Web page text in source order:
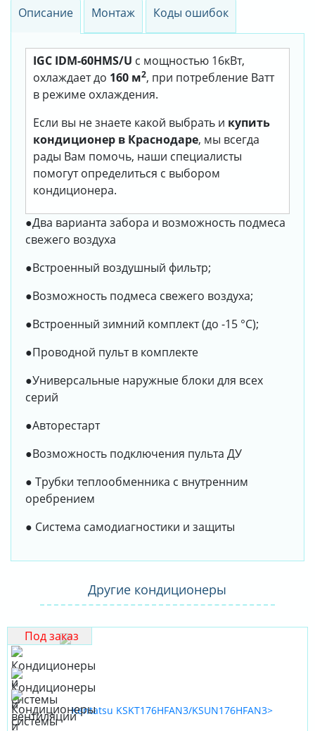
Описание Монтаж Коды ошибок
IGC IDM-60HMS/U с мощностью 16кВт,
охлаждает до 160 м2, при потребление Ватт
в режиме охлаждения.
Если вы не знаете какой выбрать и купить
кондиционер в Краснодаре, мы всегда
рады Вам помочь, наши специалисты
помогут определиться с выбором
кондиционера.
●Два варианта забора и возможность подмеса
свежего воздуха
●Встроенный воздушный фильтр;
●Возможность подмеса свежего воздуха;
●Встроенный зимний комплект (до -15 °С);
●Проводной пульт в комплекте
●Универсальные наружные блоки для всех
серий
●Авторестарт
●Возможность подключения пульта ДУ
● Трубки теплообменника с внутренним
оребрением
● Система самодиагностики и защиты
Другие кондиционеры
Под заказ